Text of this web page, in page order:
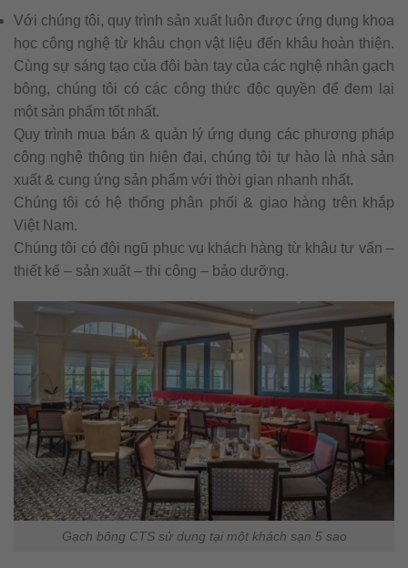
Với chúng tôi, quy trình sản xuất luôn được ứng dụng khoa
học công nghệ từ khâu chọn vật liệu đến khâu hoàn thiện.
Cùng sự sáng tạo của đôi bàn tay của các nghệ nhân gạch
bông, chúng tôi có các công thức độc quyền để đem lại
một sản phẩm tốt nhất.
Quy trình mua bán & quản lý ứng dụng các phương pháp
công nghệ thông tin hiện đại, chúng tôi tự hào là nhà sản
xuất & cung ứng sản phẩm với thời gian nhanh nhất.
Chúng tôi có hệ thống phân phối & giao hàng trên khắp
Việt Nam.
Chúng tôi có đội ngũ phục vụ khách hàng từ khâu tư vấn –
thiết kế – sản xuất – thi công – bảo dưỡng.
Gạch bông CTS sử dụng tại một khách sạn 5 sao